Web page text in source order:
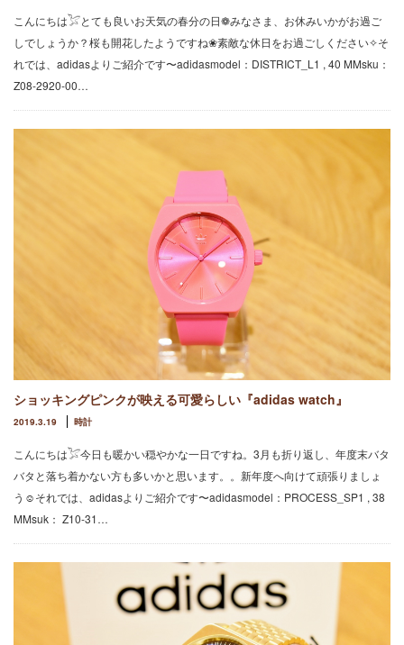
こんにちは𓅯とても良いお天気の春分の日❁みなさま、お休みいかがお過ご
しでしょうか？桜も開花したようですね❀素敵な休日をお過ごしください✧そ
れでは、adidasよりご紹介です〜adidasmodel：DISTRICT_L1 , 40 MMsku：
Z08-2920-00…
ショッキングピンクが映える可愛らしい『adidas watch』
2019.3.19 時計
こんにちは𓅯今日も暖かい穏やかな一日ですね。3月も折り返し、年度末バタ
バタと落ち着かない方も多いかと思います。。新年度へ向けて頑張りましょ
う☺︎それでは、adidasよりご紹介です〜adidasmodel：PROCESS_SP1 , 38
MMsuk： Z10-31…